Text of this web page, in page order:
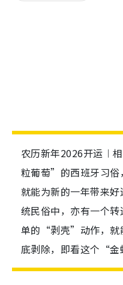
农历新年2026开运︱
粒葡萄”的西班牙习俗
就能为新的一年带来
统民俗中，亦有一个
单的“剥壳”动作，就
底剥除，即看这个“金